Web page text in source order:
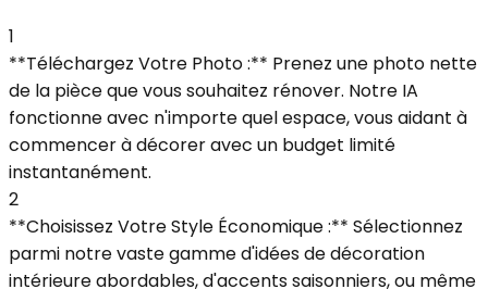
1
**Téléchargez Votre Photo :** Prenez une photo nette
de la pièce que vous souhaitez rénover. Notre IA
fonctionne avec n'importe quel espace, vous aidant à
commencer à décorer avec un budget limité
instantanément.
2
**Choisissez Votre Style Économique :** Sélectionnez
parmi notre vaste gamme d'idées de décoration
intérieure abordables, d'accents saisonniers, ou même